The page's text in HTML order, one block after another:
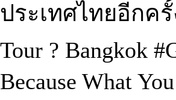
ประเทศไทยอีกครั้
Tour ? Bangkok
Because What